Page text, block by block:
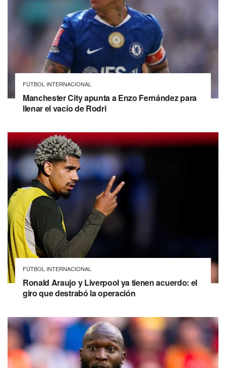
FÚTBOL INTERNACIONAL
Manchester City apunta a Enzo Fernández para
llenar el vacío de Rodri
FÚTBOL INTERNACIONAL
Ronald Araujo y Liverpool ya tienen acuerdo: el
giro que destrabó la operación